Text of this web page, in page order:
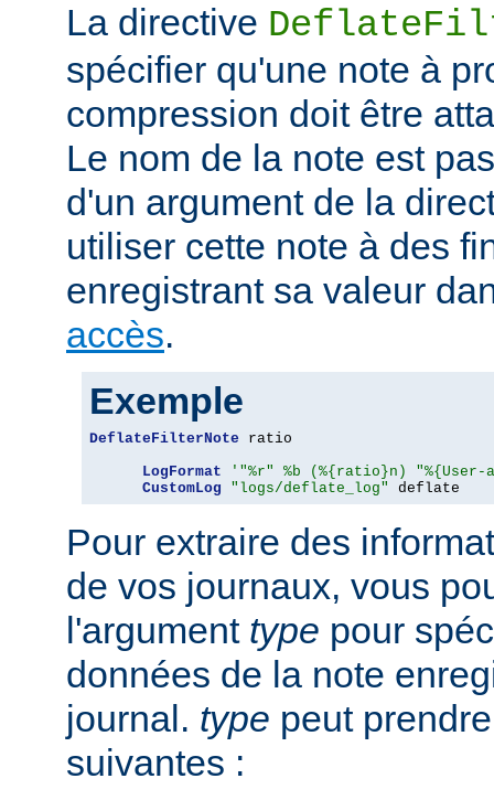
La directive
spécifier qu'une note à
compression doit être
Le nom de la note est
d'un argument de la
utiliser cette note à des
enregistrant sa valeur
accès.
Exemple
DeflateFilterNote ratio
LogFormat
'"%r" %b (%{ratio}n)
CustomLog
"logs/deflate_log" deflate
Pour extraire des
de vos journaux, vous
l'argument type pour
données de la note
journal. type peut
suivantes :